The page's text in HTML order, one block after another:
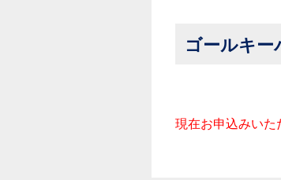
ゴールキー
現在お申込みいた